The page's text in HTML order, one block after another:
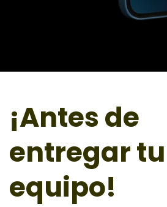
¡Antes de
entregar tu
equipo!